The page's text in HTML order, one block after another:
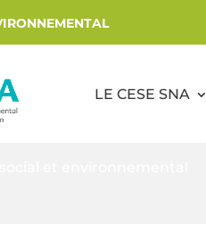
LE CESE SNA